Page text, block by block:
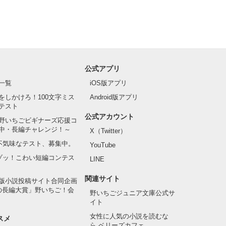
て〜♡』
覧
しかけろ！100文字ミス
スト
いちごビギナーズ応援コ
・長編チャレンジ！～
味なテスト、募集中。
ッ！こわい短編コンテス
小説投稿サイト合同企画
長編大賞」野いちご！会
メ
公式アプリ
iOS版アプリ
Android版アプリ
公式アカウント
X（Twitter）
YouTube
LINE
関連サイト
野いちごジュニア文庫公式サ
イト
女性に人気の小説を読むな